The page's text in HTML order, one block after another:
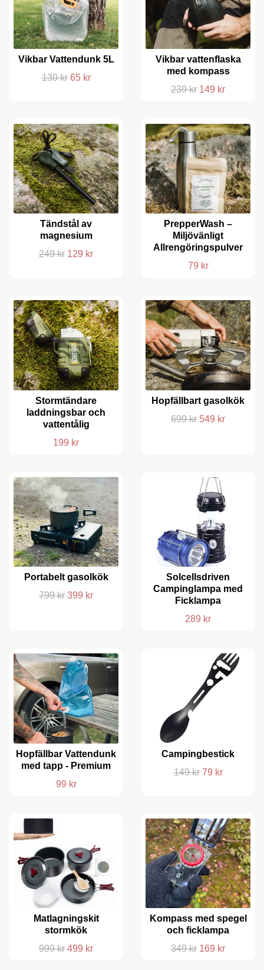
Vikbar Vattendunk 5L
130 kr 65 kr
Vikbar vattenflaska
med kompass
239 kr 149 kr
Tändstål av
magnesium
249 kr 129 kr
PrepperWash –
Miljövänligt
Allrengöringspulver
79 kr
Stormtändare
laddningsbar och
vattentålig
199 kr
Hopfällbart gasolkök
699 kr 549 kr
Portabelt gasolkök
799 kr 399 kr
Solcellsdriven
Campinglampa med
Ficklampa
289 kr
Hopfällbar Vattendunk
med tapp - Premium
99 kr
Campingbestick
149 kr 79 kr
Matlagningskit
stormkök
999 kr 499 kr
Kompass med spegel
och ficklampa
349 kr 169 kr